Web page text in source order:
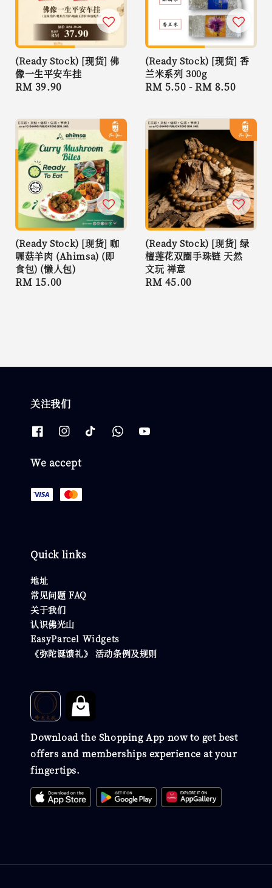
(Ready Stock) [现货] 佛
像一生平安车挂
Regular
RM 39.90
(Ready Stock) [现货] 香
兰米系列 300g
Regular
RM 5.50 -RM 8.50
(Ready Stock) [现货] 咖
喱菇羊肉 (Ahimsa) (即
食包) (懒人包)
Regular
RM 15.00
(Ready Stock) [现货] 绿
檀莲花双圈手珠链 天然
文玩 禅意
Regular
RM 45.00
关注我们
We accept
Quick links
地址
常见问题 FAQ
关于我们
认识佛光山
EasyParcel Widgets
《弥陀诞馈礼》 活动条例及规则
Download the Shopping App now to get best
offers and memberships experience at your
fingertips.